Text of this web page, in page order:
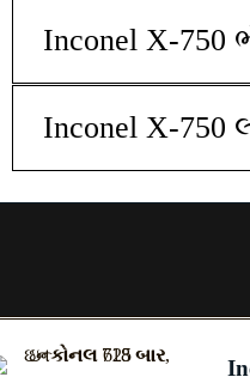
Inconel X-750
Inconel X-750